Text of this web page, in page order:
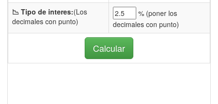
📉 Tipo de interes:(Los
decimales con punto)
% (poner los
decimales con punto)